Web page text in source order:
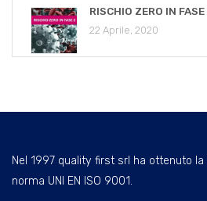
RISCHIO ZERO IN FASE
22 Aprile, 2020
Nel 1997 quality first srl ha ottenuto
norma UNI EN ISO 9001.